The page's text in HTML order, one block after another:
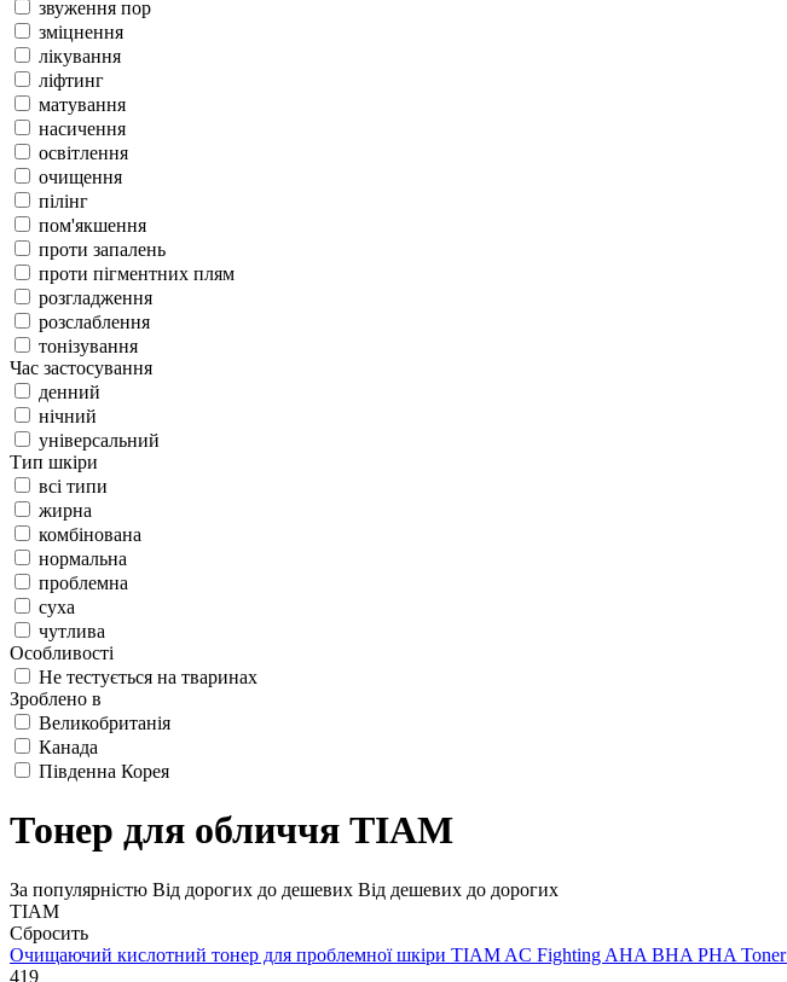
звуження пор
зміцнення
лікування
ліфтинг
матування
насичення
освітлення
очищення
пілінг
пом'якшення
проти запалень
проти пігментних плям
розгладження
розслаблення
тонізування
Час застосування
денний
нічний
універсальний
Тип шкіри
всі типи
жирна
комбінована
нормальна
проблемна
суха
чутлива
Особливості
Не тестується на тваринах
Зроблено в
Великобританія
Канада
Південна Корея
Тонер для обличчя TIAM
За популярністю Від дорогих до дешевих Від дешевих до дорогих
TIAM
Сбросить
Очищаючий кислотний тонер для проблемної шкіри TIAM AC Fighting AHA BHA PHA Toner
419